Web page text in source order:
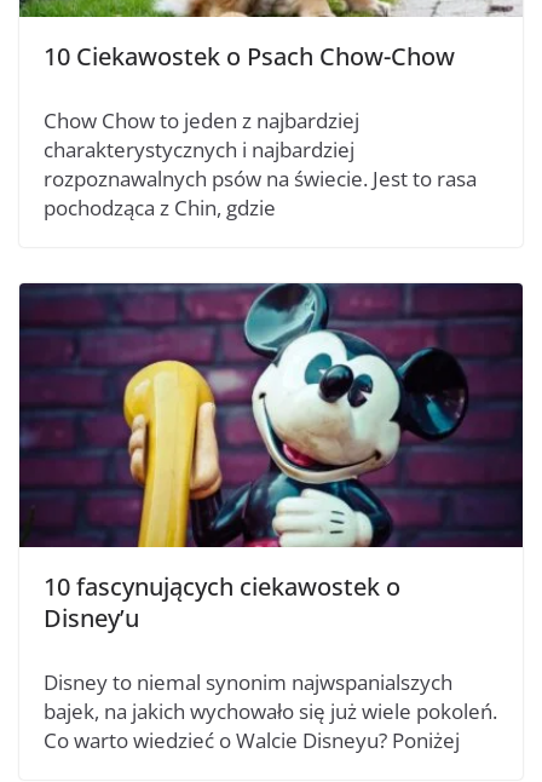
10 Ciekawostek o Psach Chow-Chow
Chow Chow to jeden z najbardziej
charakterystycznych i najbardziej
rozpoznawalnych psów na świecie. Jest to rasa
pochodząca z Chin, gdzie
10 fascynujących ciekawostek o
Disney’u
Disney to niemal synonim najwspanialszych
bajek, na jakich wychowało się już wiele pokoleń.
Co warto wiedzieć o Walcie Disneyu? Poniżej